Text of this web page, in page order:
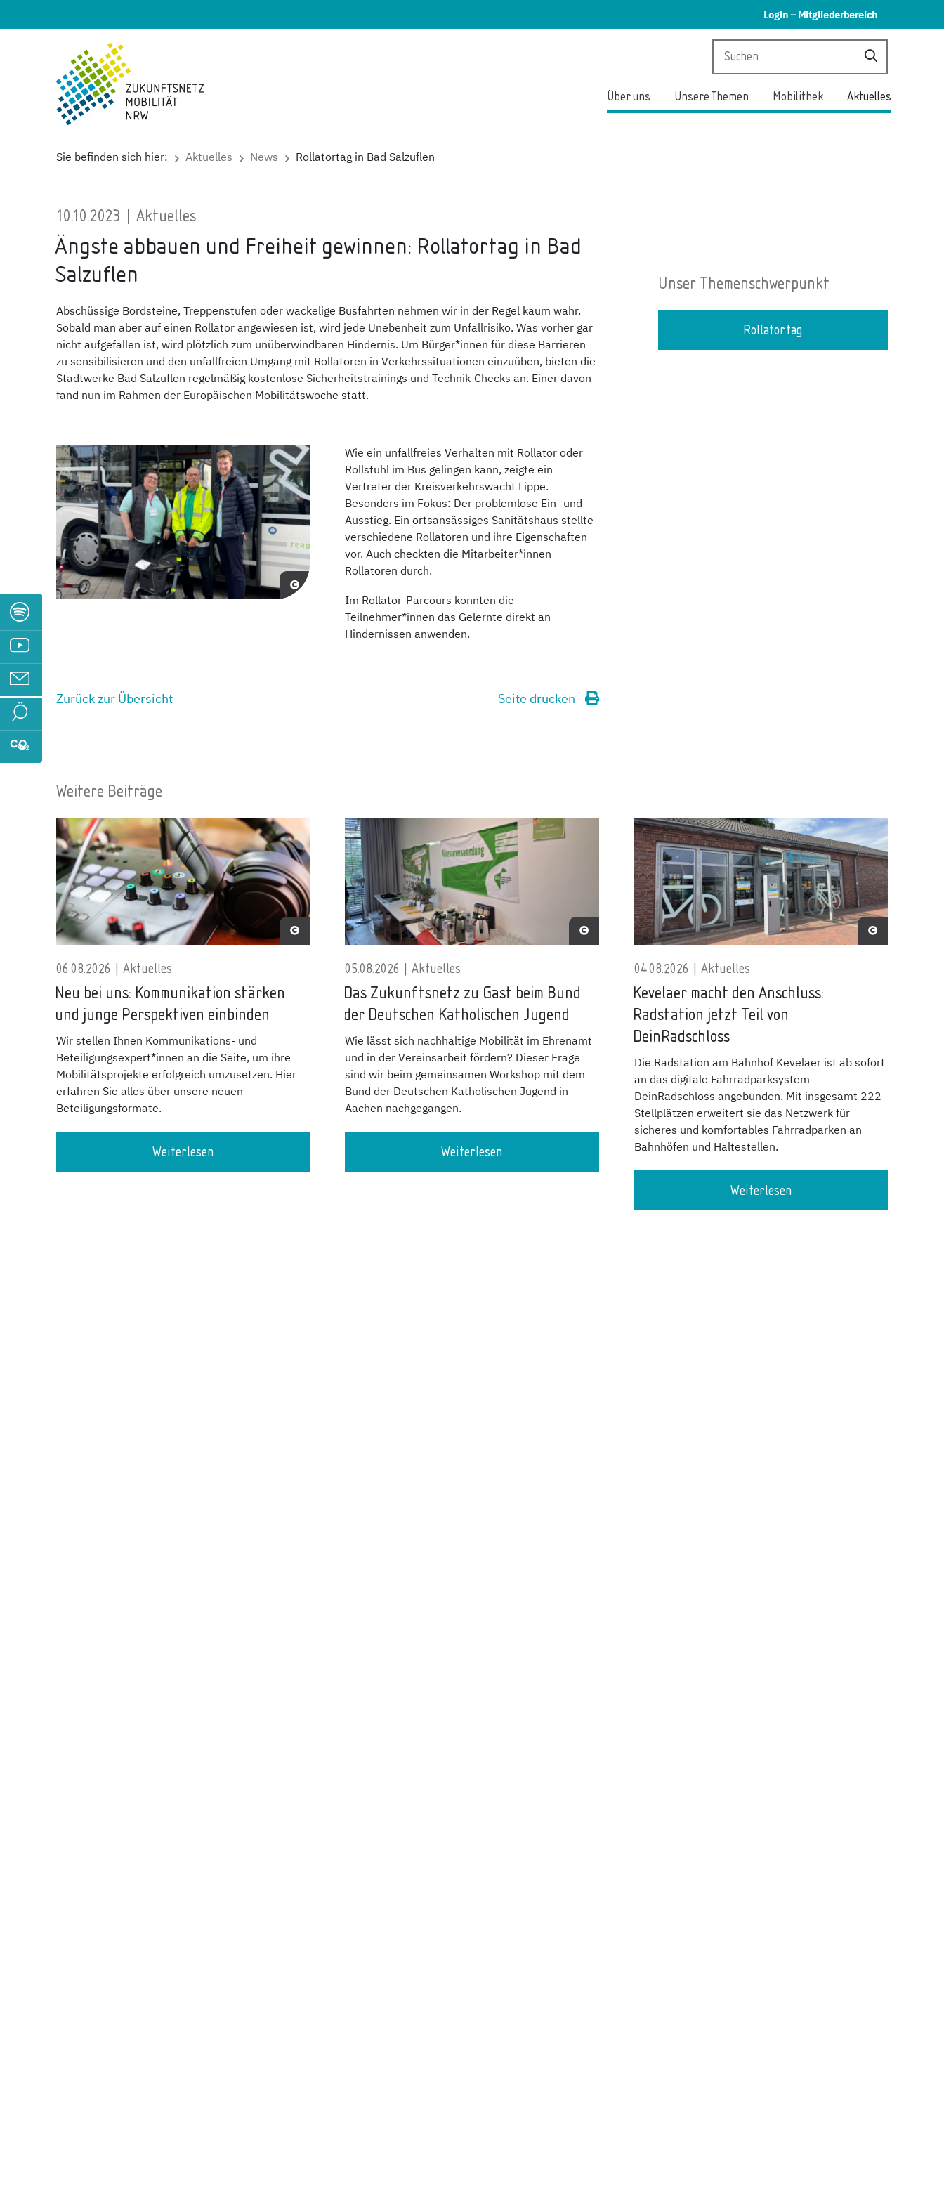
Login – Mitgliederbereich
Über uns Unsere Themen Mobilithek Aktuelles
Sie befinden sich hier: Aktuelles News Rollatortag in Bad Salzuflen
10.10.2023 | Aktuelles
Ängste abbauen und Freiheit gewinnen: Rollatortag in Bad
Salzuflen
Abschüssige Bordsteine, Treppenstufen oder wackelige Busfahrten nehmen wir in der Regel kaum wahr.
Sobald man aber auf einen Rollator angewiesen ist, wird jede Unebenheit zum Unfallrisiko. Was vorher gar
nicht aufgefallen ist, wird plötzlich zum unüberwindbaren Hindernis. Um Bürger*innen für diese Barrieren
zu sensibilisieren und den unfallfreien Umgang mit Rollatoren in Verkehrssituationen einzuüben, bieten die
Stadtwerke Bad Salzuflen regelmäßig kostenlose Sicherheitstrainings und Technik-Checks an. Einer davon
fand nun im Rahmen der Europäischen Mobilitätswoche statt.
Wie ein unfallfreies Verhalten mit Rollator oder
Rollstuhl im Bus gelingen kann, zeigte ein
Vertreter der Kreisverkehrswacht Lippe.
Besonders im Fokus: Der problemlose Ein- und
Ausstieg. Ein ortsansässiges Sanitätshaus stellte
verschiedene Rollatoren und ihre Eigenschaften
vor. Auch checkten die Mitarbeiter*innen
Rollatoren durch.
Im Rollator-Parcours konnten die
Teilnehmer*innen das Gelernte direkt an
Hindernissen anwenden.
Zurück zur Übersicht Seite drucken
Unser Themenschwerpunkt
Rollatortag
Weitere Beiträge
06.08.2026 | Aktuelles
Neu bei uns: Kommunikation stärken
und junge Perspektiven einbinden
Wir stellen Ihnen Kommunikations- und
Beteiligungsexpert*innen an die Seite, um ihre
Mobilitätsprojekte erfolgreich umzusetzen. Hier
erfahren Sie alles über unsere neuen
Beteiligungsformate.
Weiterlesen
05.08.2026 | Aktuelles
Das Zukunftsnetz zu Gast beim Bund
der Deutschen Katholischen Jugend
Wie lässt sich nachhaltige Mobilität im Ehrenamt
und in der Vereinsarbeit fördern? Dieser Frage
sind wir beim gemeinsamen Workshop mit dem
Bund der Deutschen Katholischen Jugend in
Aachen nachgegangen.
Weiterlesen
04.08.2026 | Aktuelles
Kevelaer macht den Anschluss:
Radstation jetzt Teil von
DeinRadschloss
Die Radstation am Bahnhof Kevelaer ist ab sofort
an das digitale Fahrradparksystem
DeinRadschloss angebunden. Mit insgesamt 222
Stellplätzen erweitert sie das Netzwerk für
sicheres und komfortables Fahrradparken an
Bahnhöfen und Haltestellen.
Weiterlesen